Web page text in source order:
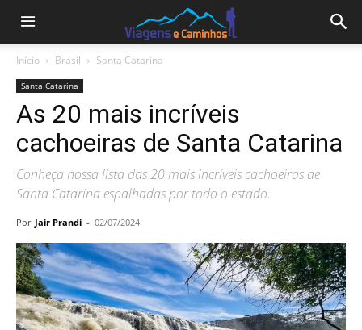
Início Brasil Santa Catarina
Santa Catarina
As 20 mais incríveis
cachoeiras de Santa Catarina
Conheça nossa lista das 20 mais incríveis cachoeiras de
Santa Catarina espalhadas por todo o estado.
Por Jair Prandi - 02/07/2024